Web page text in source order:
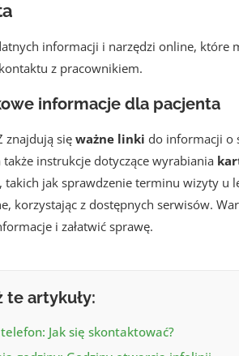
informacji i narzędzi online, które
z pracownikiem.
informacje dla pacjenta
znajdują sięważne linki do informacji o
instrukcje dotyczące wyrabiania
jak sprawdzenie terminu wizyty u
korzystając z dostępnych serwisów.
i załatwić sprawę.
te artykuły:
Jak się skontaktować?